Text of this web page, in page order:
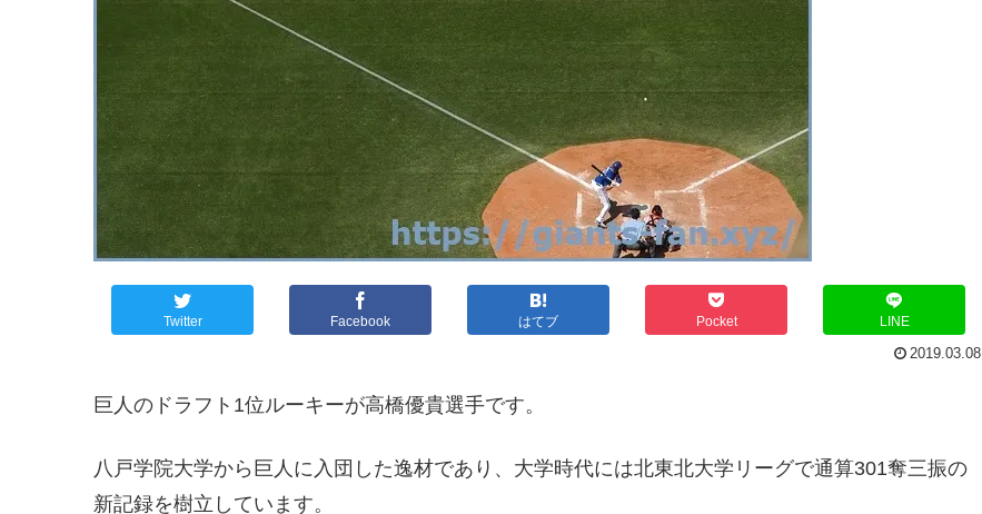
Twitter Facebook はてブ Pocket LINE
2019.03.08
巨人のドラフト1位ルーキーが高橋優貴選手です。
八戸学院大学から巨人に入団した逸材であり、大学時代には北東北大学リーグで通算301奪三振の
新記録を樹立しています。